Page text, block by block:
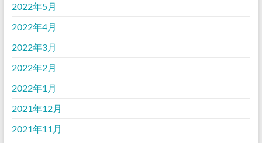
2022年5月
2022年4月
2022年3月
2022年2月
2022年1月
2021年12月
2021年11月